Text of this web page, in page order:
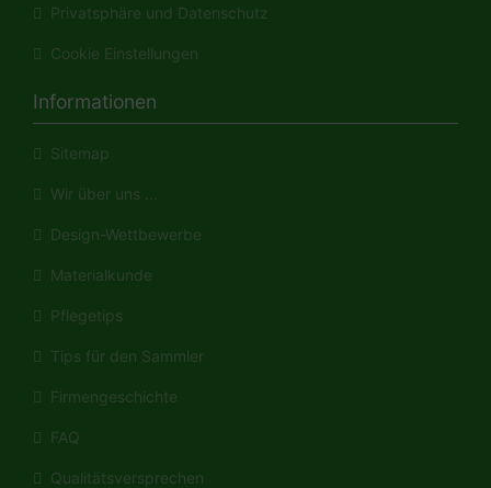
Privatsphäre und Datenschutz
Cookie Einstellungen
Informationen
Sitemap
Wir über uns ...
Design-Wettbewerbe
Materialkunde
Pflegetips
Tips für den Sammler
Firmengeschichte
FAQ
Qualitätsversprechen